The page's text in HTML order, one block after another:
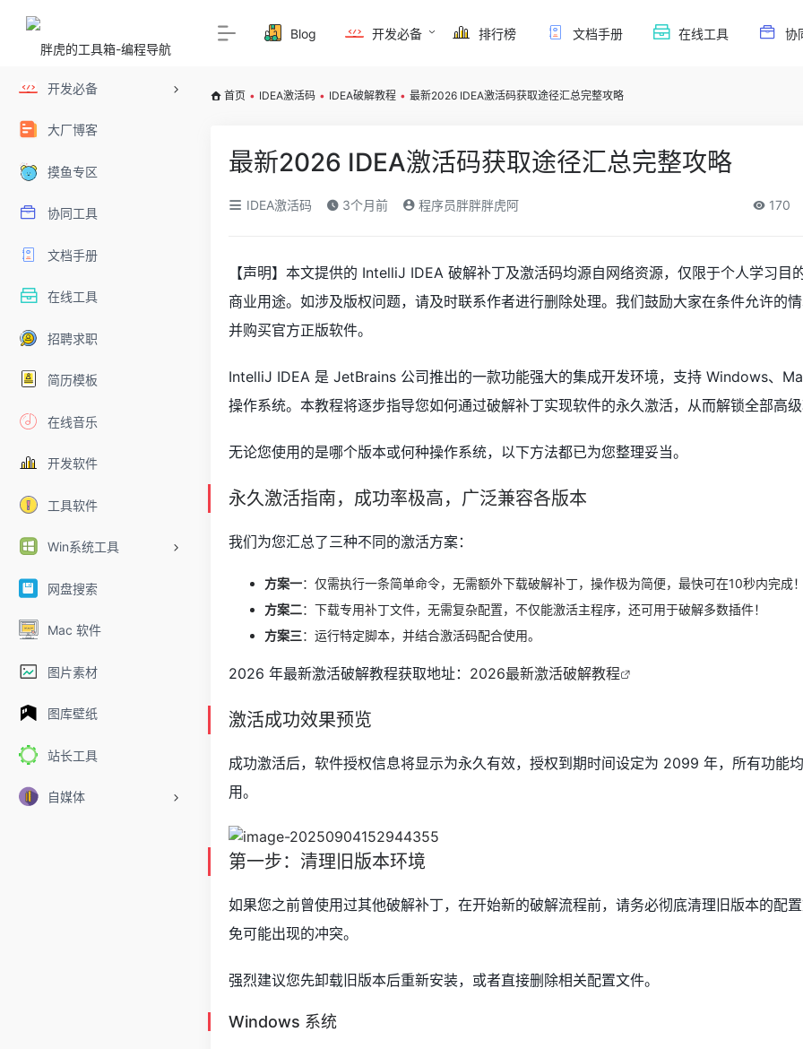
开发必备
大厂博客
摸鱼专区
协同工具
文档手册
在线工具
招聘求职
简历模板
在线音乐
开发软件
工具软件
Win系统工具
网盘搜索
Mac 软件
图片素材
图库壁纸
站长工具
自媒体
Blog 开发必备 排行榜 文档手册 在线工具 协
首页 • IDEA激活码 • IDEA破解教程 • 最新2026 IDEA激活码获取途径汇总完整攻略
最新2026 IDEA激活码获取途径汇总完整攻略
IDEA激活码 3个月前 程序员胖胖胖虎阿 170
【声明】本文提供的 IntelliJ IDEA 破解补丁及激活码均源自网络资源，仅限于个人学习目
商业用途。如涉及版权问题，请及时联系作者进行删除处理。我们鼓励大家在条件允许的
并购买官方正版软件。
IntelliJ IDEA 是 JetBrains 公司推出的一款功能强大的集成开发环境，支持 Windows、
操作系统。本教程将逐步指导您如何通过破解补丁实现软件的永久激活，从而解锁全部高
无论您使用的是哪个版本或何种操作系统，以下方法都已为您整理妥当。
永久激活指南，成功率极高，广泛兼容各版本
我们为您汇总了三种不同的激活方案：
方案一：仅需执行一条简单命令，无需额外下载破解补丁，操作极为简便，最快可在10秒内完成
方案二：下载专用补丁文件，无需复杂配置，不仅能激活主程序，还可用于破解多数插件！
方案三：运行特定脚本，并结合激活码配合使用。
2026 年最新激活破解教程获取地址： 2026最新激活破解教程
激活成功效果预览
成功激活后，软件授权信息将显示为永久有效，授权到期时间设定为 2099 年，所有功能
用。
第一步：清理旧版本环境
如果您之前曾使用过其他破解补丁，在开始新的破解流程前，请务必彻底清理旧版本的配
免可能出现的冲突。
强烈建议您先卸载旧版本后重新安装，或者直接删除相关配置文件。
Windows 系统